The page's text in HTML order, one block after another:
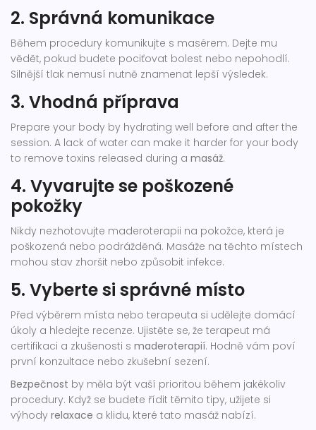
2. Správná komunikace
Během procedury komunikujte s masérem. Dejte mu
vědět, pokud budete pociťovat bolest nebo nepohodlí.
Silnější tlak nemusí nutně znamenat lepší výsledek.
3. Vhodná příprava
Prepare your body by hydrating well before and after the
session. A lack of water can make it harder for your body
to remove toxins released during a masáž.
4. Vyvarujte se poškozené
pokožky
Nikdy nezhotovujte maderoterapii na pokožce, která je
poškozená nebo podrážděná. Masáže na těchto místech
mohou stav zhoršit nebo způsobit infekce.
5. Vyberte si správné místo
Před výběrem místa nebo terapeuta si udělejte domácí
úkoly a hledejte recenze. Ujistěte se, že terapeut má
certifikaci a zkušenosti s maderoterapií. Hodně vám poví
první konzultace nebo zkušební sezení.
Bezpečnost by měla být vaší prioritou během jakékoliv
procedury. Když se budete řídit těmito tipy, užijete si
výhody relaxace a klidu, které tato masáž nabízí.